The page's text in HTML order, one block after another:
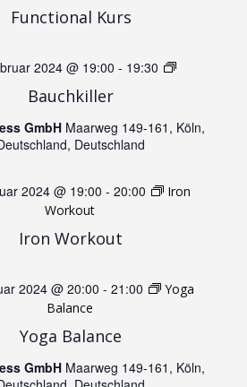
l
t
n
e
Functional Kurs
Bauchkiller
2024 @ 19:00 - 19:30 Jumping
GmbH Maarweg 149-161, Köln,
Deutschland
Iron Workout
2024 @ 19:00 - 20:00
Iron
Workout
Yoga Balance
2024 @ 20:00 - 21:00
Yoga
Balance
GmbH Maarweg 149-161, Köln,